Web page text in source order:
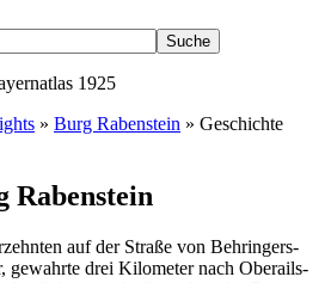
» Burg Rabenstein » Geschichte
Rabenstein
auf der Straße von Behrin­gers­
gewahrte drei Kilo­meter nach Oberails­